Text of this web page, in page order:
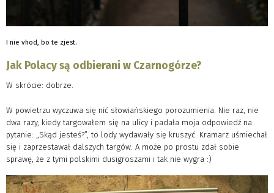
I nie vhod, bo te zjest.
Jak Polacy są odbierani w Czarnogórze?
W skrócie: dobrze.
W powietrzu wyczuwa się nić słowiańskiego porozumienia. Nie raz, nie
dwa razy, kiedy targowałem się na ulicy i padała moja odpowiedź na
pytanie: „Skąd jesteś?”, to lody wydawały się kruszyć. Kramarz uśmiechał
się i zaprzestawał dalszych targów. A może po prostu zdał sobie
sprawę, że z tymi polskimi dusigroszami i tak nie wygra :)